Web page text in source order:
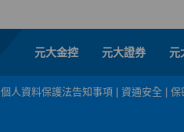
元大金控 元大證券 元
個人資料保護法告知事項 資通安全 保